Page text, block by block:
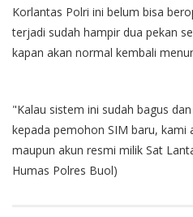
Korlantas Polri ini belum bisa
terjadi sudah hampir dua pekan
kapan akan normal kembali
"Kalau sistem ini sudah bagus
kepada pemohon SIM baru, kami
maupun akun resmi milik Sat
Humas Polres Buol)